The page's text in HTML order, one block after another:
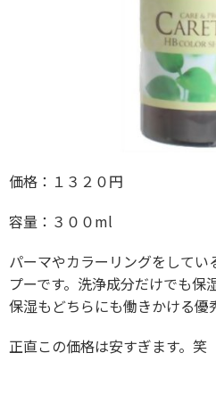
価格：１３２０円
容量：３００ml
パーマやカラーリングをして
プーです。洗浄成分だけでも保
保湿もどちらにも働きかける優
正直この価格は安すぎます。笑